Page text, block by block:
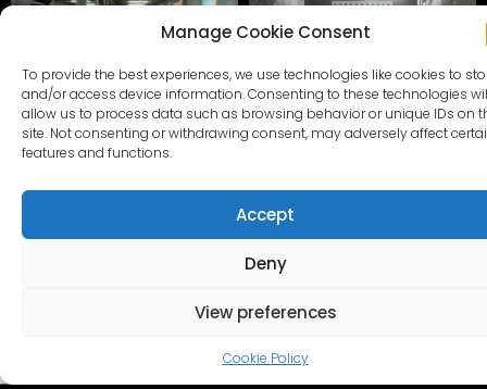
Manage Cookie Consent
To provide the best experiences, we use technologies like cookies to
and/or access device information. Consenting to these technologies
allow us to process data such as browsing behavior or unique IDs on
site. Not consenting or withdrawing consent, may adversely affect
features and functions.
Accept
Deny
View preferences
Cookie Policy